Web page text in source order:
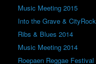
Music Meeting 2015
Into the Grave & CityRock
Ribs & Blues 2014
Music Meeting 2014
Roepaen Reggae Festival